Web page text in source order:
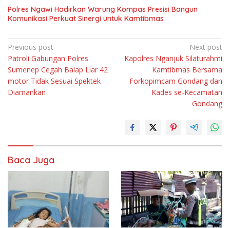
Polres Ngawi Hadirkan Warung Kompas Presisi Bangun
Komunikasi Perkuat Sinergi untuk Kamtibmas
Navigasi
pos
Previous post
Patroli Gabungan Polres
Sumenep Cegah Balap Liar 42
motor Tidak Sesuai Spektek
Diamankan
Next post
Kapolres Nganjuk Silaturahmi
Kamtibmas Bersama
Forkopimcam Gondang dan
Kades se-Kecamatan
Gondang
Baca Juga